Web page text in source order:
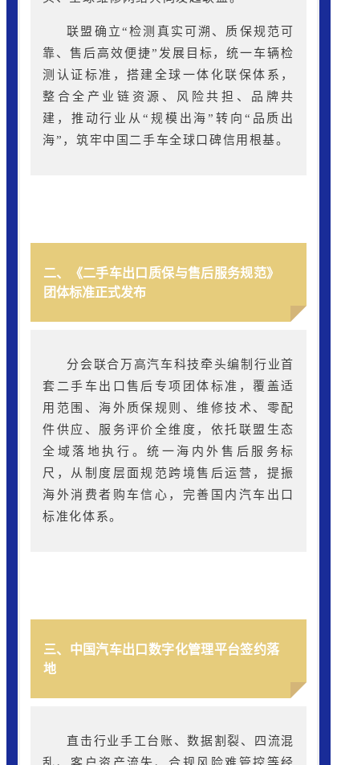
联盟确立“检测真实可溯、质保规范可
靠、售后高效便捷”发展目标，统一车辆检
测认证标准，搭建全球一体化联保体系，
整合全产业链资源、风险共担、品牌共
建，推动行业从“规模出海”转向“品质出
海”，筑牢中国二手车全球口碑信用根基。
二、《二手车出口质保与售后服务规范》
团体标准正式发布
分会联合万高汽车科技牵头编制行业首
套二手车出口售后专项团体标准，覆盖适
用范围、海外质保规则、维修技术、零配
件供应、服务评价全维度，依托联盟生态
全域落地执行。统一海内外售后服务标
尺，从制度层面规范跨境售后运营，提振
海外消费者购车信心，完善国内汽车出口
标准化体系。
三、中国汽车出口数字化管理平台签约落
地
直击行业手工台账、数据割裂、四流混